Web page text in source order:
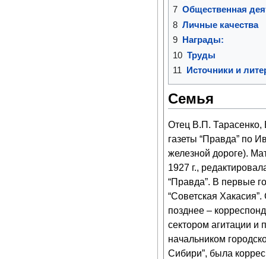
7 Общественная
8 Личные качества
9 Награды:
10 Труды
11 Источники и
Семья
Отец В.П. Тарасенко,
газеты “Правда” по
железной дороге).
1927 г.,
“Правда”. В первые
“Советская
позднее –
сектором агитации и
начальником
Сибири”, была